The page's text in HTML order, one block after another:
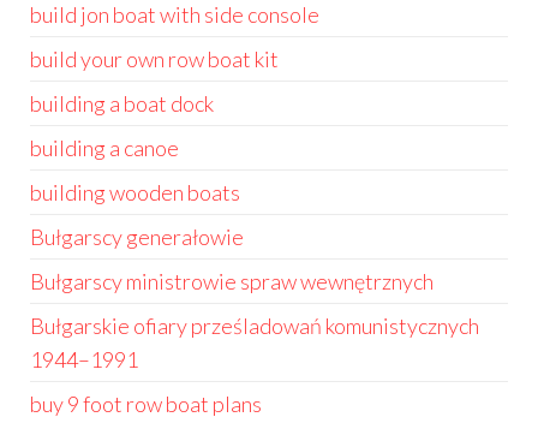
build jon boat with side console
build your own row boat kit
building a boat dock
building a canoe
building wooden boats
Bułgarscy generałowie
Bułgarscy ministrowie spraw wewnętrznych
Bułgarskie ofiary prześladowań komunistycznych
1944–1991
buy 9 foot row boat plans